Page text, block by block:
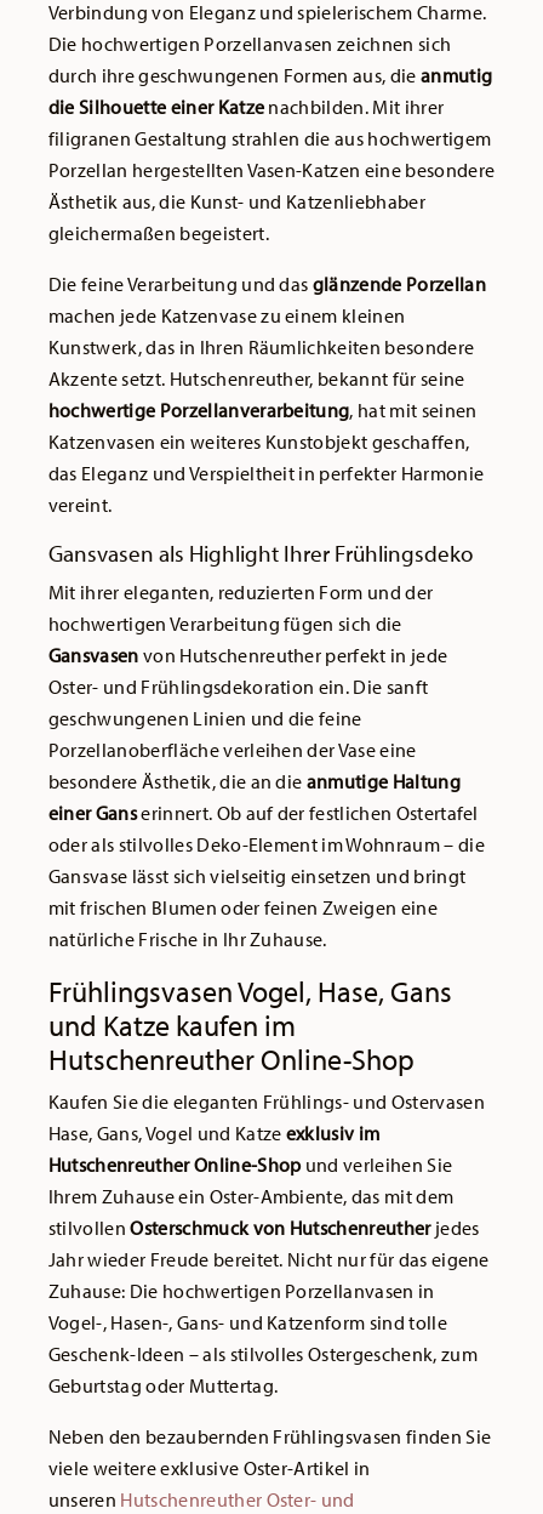
Verbindung von Eleganz und spielerischem Charme.
Die hochwertigen Porzellanvasen zeichnen sich
durch ihre geschwungenen Formen aus, die anmutig
die Silhouette einer Katze nachbilden. Mit ihrer
filigranen Gestaltung strahlen die aus hochwertigem
Porzellan hergestellten Vasen-Katzen eine besondere
Ästhetik aus, die Kunst- und Katzenliebhaber
gleichermaßen begeistert.
Die feine Verarbeitung und das glänzende Porzellan
machen jede Katzenvase zu einem kleinen
Kunstwerk, das in Ihren Räumlichkeiten besondere
Akzente setzt. Hutschenreuther, bekannt für seine
hochwertige Porzellanverarbeitung, hat mit seinen
Katzenvasen ein weiteres Kunstobjekt geschaffen,
das Eleganz und Verspieltheit in perfekter Harmonie
vereint.
Gansvasen als Highlight Ihrer Frühlingsdeko
Mit ihrer eleganten, reduzierten Form und der
hochwertigen Verarbeitung fügen sich die
Gansvasen von Hutschenreuther perfekt in jede
Oster- und Frühlingsdekoration ein. Die sanft
geschwungenen Linien und die feine
Porzellanoberfläche verleihen der Vase eine
besondere Ästhetik, die an die anmutige Haltung
einer Ganserinnert. Ob auf der festlichen Ostertafel
oder als stilvolles Deko-Element im Wohnraum – die
Gansvase lässt sich vielseitig einsetzen und bringt
mit frischen Blumen oder feinen Zweigen eine
natürliche Frische in Ihr Zuhause.
Frühlingsvasen Vogel, Hase, Gans
und Katze kaufen im
Hutschenreuther Online-Shop
Kaufen Sie die eleganten Frühlings- und Ostervasen
Hase, Gans, Vogel und Katze exklusiv im
Hutschenreuther Online-Shopund verleihen Sie
Ihrem Zuhause ein Oster-Ambiente, das mit dem
stilvollenOsterschmuck von Hutschenreutherjedes
Jahr wieder Freude bereitet. Nicht nur für das eigene
Zuhause: Die hochwertigen Porzellanvasen in
Vogel-, Hasen-, Gans- und Katzenform sind tolle
Geschenk-Ideen – als stilvolles Ostergeschenk, zum
Geburtstag oder Muttertag.
Neben den bezaubernden Frühlingsvasen finden Sie
viele weitere exklusive Oster-Artikel in
unseren Hutschenreuther Oster- und